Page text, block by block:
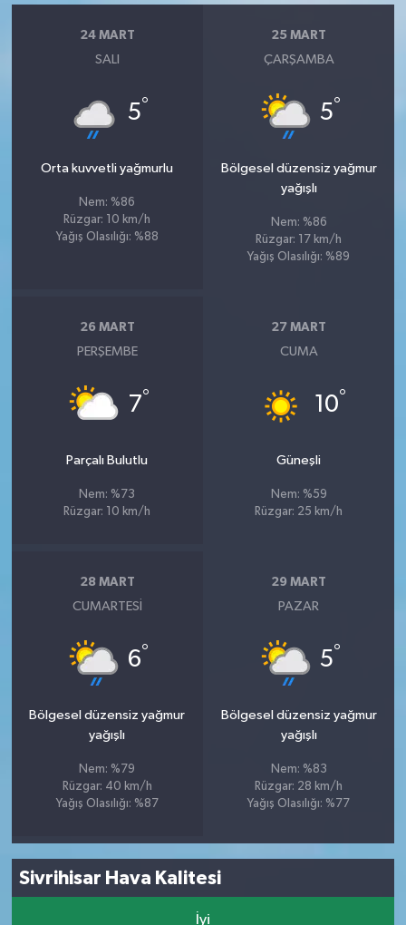
24 MART
SALI
5°
Orta kuvvetli yağmurlu
Nem: %86
Rüzgar: 10 km/h
Yağış Olasılığı: %88
25 MART
ÇARŞAMBA
5°
Bölgesel düzensiz yağmur
yağışlı
Nem: %86
Rüzgar: 17 km/h
Yağış Olasılığı: %89
26 MART
PERŞEMBE
7°
Parçalı Bulutlu
Nem: %73
Rüzgar: 10 km/h
27 MART
CUMA
10°
Güneşli
Nem: %59
Rüzgar: 25 km/h
28 MART
CUMARTESI
6°
Bölgesel düzensiz yağmur
yağışlı
Nem: %79
Rüzgar: 40 km/h
Yağış Olasılığı: %87
29 MART
PAZAR
5°
Bölgesel düzensiz yağmur
yağışlı
Nem: %83
Rüzgar: 28 km/h
Yağış Olasılığı: %77
Sivrihisar Hava Kalitesi
İyi